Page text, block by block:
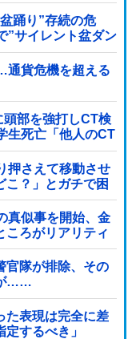
踊り”存続の危
サイレント盆ダン
通貨危機を超える
頭部を強打しCT検
死亡「他人のCT
押さえて移動させ
？」とガチで困
真似事を開始、金
ころがリアリティ
官隊が排除、その
が……
た表現は完全に差
するべき」